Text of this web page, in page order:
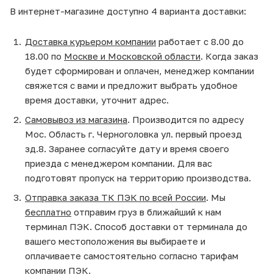
В интернет-магазине доступно 4 варианта доставки:
Доставка курьером компании работает с 8.00 до
18.00 по Москве и Московской области. Когда заказ
будет сформирован и оплачен, менеджер компании
свяжется с вами и предложит выбрать удобное
время доставки, уточнит адрес.
Самовывоз из магазина. Производится по адресу
Мос. Область г. Черноголовка ул. первый проезд
зд.8. Заранее согласуйте дату и время своего
приезда с менеджером компании. Для вас
подготовят пропуск на территорию производства.
Отправка заказа ТК ПЭК по всей России. Мы
бесплатно отправим груз в ближайший к нам
терминал ПЭК. Способ доставки от терминала до
вашего местоположения вы выбираете и
оплачиваете самостоятельно согласно тарифам
компании ПЭК.